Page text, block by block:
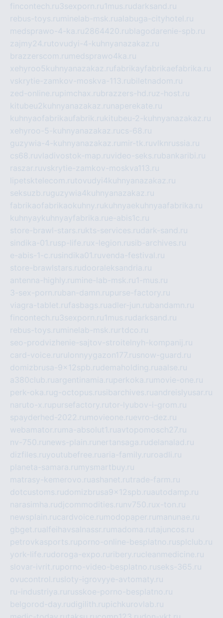
fincontech.ru3sexporn.ru1mus.rudarksand.ru
rebus-toys.ru minelab-msk.rualabuga-cityhotel.ru
medsprawo-4-ka.ru2864420.rublagodarenie-spb.ru
zajmy24.rutovudyi-4-kuhnyanazakaz.ru
brazzerscom.ru medsprawo4ka.ru
xehyroo5kuhnyanazakaz.rufabrikayfabrikaefabrika.ru
vskrytie-zamkov-moskva-113.rubiletnadom.ru
zed-online.rupimchax.rubrazzers-hd.ruz-host.ru
kitubeu2kuhnyanazakaz.ru naperekate.ru
kuhnyaofabrikaufabrik.rukitubeu-2-kuhnyanazakaz.ru
xehyroo-5-kuhnyanazakaz.rucs-68.ru
guzywia-4-kuhnyanazakaz.ru mir-tk.ruvlknrussia.ru
cs68.ruvladivostok-map.ruvideo-seks.rubankaribi.ru
raszar.ruvskrytie-zamkov-moskva113.ru
lipetsktelecom.rutovudyi4kuhnyanazakaz.ru
seksuzb.ruguzywia4kuhnyanazakaz.ru
fabrikaofabrikaokuhny.rukuhnyaekuhnyaafabrika.ru
kuhnyaykuhnyayfabrika.rue-abis1c.ru
store-brawl-stars.rukts-services.rudark-sand.ru
sindika-01.rusp-life.rux-legion.rusib-archives.ru
e-abis-1-c.rusindika01.ruvenda-festival.ru
store-brawlstars.rudooraleksandria.ru
antenna-highly.ru mine-lab-msk.ru1-mus.ru
3-sex-porn.ruban-damn.rupurse-factory.ru
viagra-tablet.rufasbags.ruadler-jun.rubandamn.ru
fincontech.ru3sexporn.ru1mus.rudarksand.ru
rebus-toys.ru minelab-msk.ru rtdco.ru
seo-prodvizhenie-sajtov-stroitelnyh-kompanij.ru
card-voice.ru rulonnyygazon177.rusnow-guard.ru
domizbrusa-9x12spb.rudemaholding.ruaalse.ru
a380club.ruargentinamia.ruperkoka.ru movie-one.ru
perk-oka.rug-octopus.rusibarchives.ruandreislyusar.ru
naruto-x.rupursefactory.rutor-lyubov-i-grom.ru
spayderhed-2022.ru movieone.ruevro-dez.ru
webamator.ru ma-absolut1.ruavtopomosch27.ru
nv-750.ru news-plain.ru nertansaga.rudelanalad.ru
dizfiles.ruyoutubefree.ruaria-family.ru roadli.ru
planeta-samara.ru mysmartbuy.ru
matrasy-kemerovo.ruashanet.rutrade-farm.ru
dotcustoms.rudomizbrusa9x12spb.ruautodamp.ru
narasimha.rudjcommodities.ru nv750.rux-ton.ru
newsplain.rucardvoice.ru modopaper.ru manunae.ru
gbget.rualfeihavsalnassr.ru madoma.rutajuncos.ru
petrovkasports.ruporno-online-besplatno.rusplclub.ru
york-life.rudoroga-expo.ru ribery.rucleanmedicine.ru
slovar-ivrit.ruporno-video-besplatno.ruseks-365.ru
ovucontrol.rusloty-igrovyye-avtomaty.ru
ru-industriya.ru russkoe-porno-besplatno.ru
belgorod-day.rudigilith.rupichkurovlab.ru